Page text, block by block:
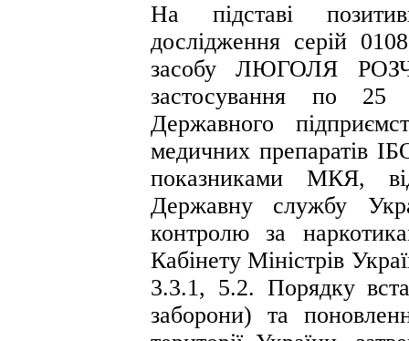
На підставі
дослідження серій
засобу ЛЮГОЛЯ
застосування по
Державного
медичних препаратів
показниками МКЯ,
Державну службу
контролю за
Кабінету Міністрів
3.3.1, 5.2. Порядку
заборони) та